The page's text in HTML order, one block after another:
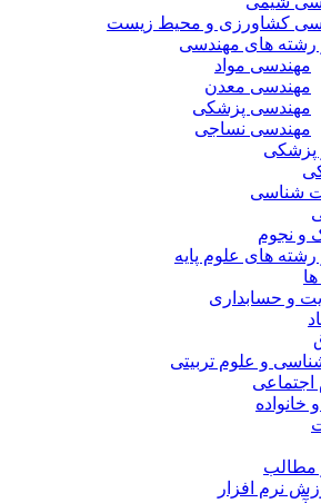
کشاورزی و محیط زیست
های مهندسی
مواد
معدن
پزشکی
نساجی
های علوم پایه
حسابداری
و علوم تربیتی
افزار